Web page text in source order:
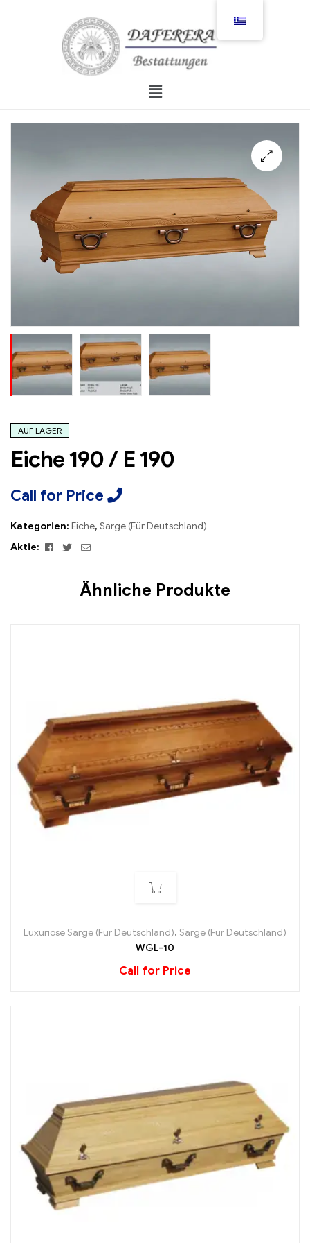
AUF LAGER
Eiche 190 / E 190
Call for Price
Kategorien: Eiche, Särge (Für Deutschland)
Aktie:
Facebook
TwitterEmail
Ähnliche Produkte
Luxuriöse Särge (Für Deutschland), Särge (Für Deutschland)
WGL-10
Call for Price